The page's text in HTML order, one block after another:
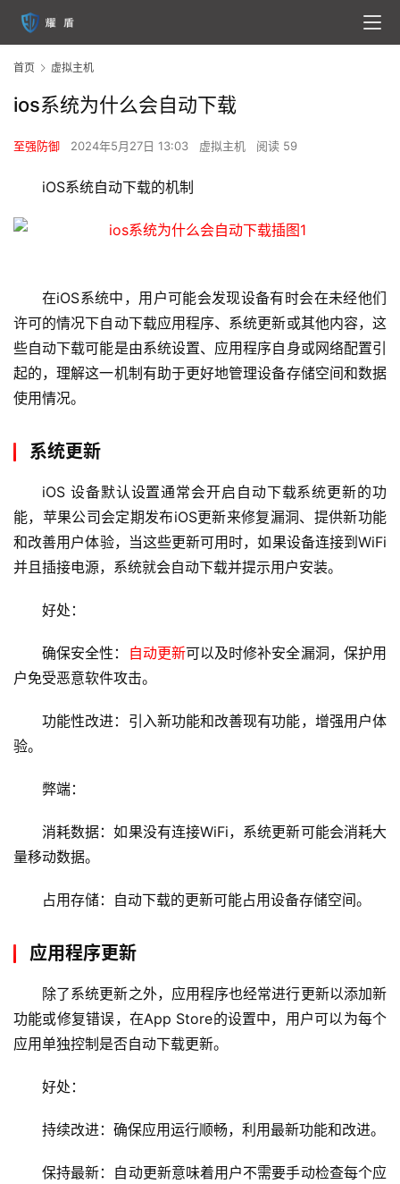
首页 虚拟主机
ios系统为什么会自动下载
至强防御 2024年5月27日 13:03 虚拟主机 阅读 59
iOS系统自动下载的机制
在iOS系统中，用户可能会发现设备有时会在未经他们
许可的情况下自动下载应用程序、系统更新或其他内容，这
些自动下载可能是由系统设置、应用程序自身或网络配置引
起的，理解这一机制有助于更好地管理设备存储空间和数据
使用情况。
系统更新
iOS 设备默认设置通常会开启自动下载系统更新的功
能，苹果公司会定期发布iOS更新来修复漏洞、提供新功能
和改善用户体验，当这些更新可用时，如果设备连接到WiFi
并且插接电源，系统就会自动下载并提示用户安装。
好处：
确保安全性： 自动更新可以及时修补安全漏洞，保护用
户免受恶意软件攻击。
功能性改进：引入新功能和改善现有功能，增强用户体
验。
弊端：
消耗数据：如果没有连接WiFi，系统更新可能会消耗大
量移动数据。
占用存储：自动下载的更新可能占用设备存储空间。
应用程序更新
除了系统更新之外，应用程序也经常进行更新以添加新
功能或修复错误，在App Store的设置中，用户可以为每个
应用单独控制是否自动下载更新。
好处：
持续改进：确保应用运行顺畅，利用最新功能和改进。
保持最新： 自动更新意味着用户不需要手动检查每个应